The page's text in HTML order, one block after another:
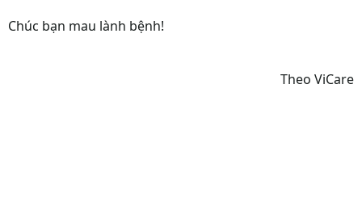
Chúc bạn mau lành bệnh!
Theo ViCare​